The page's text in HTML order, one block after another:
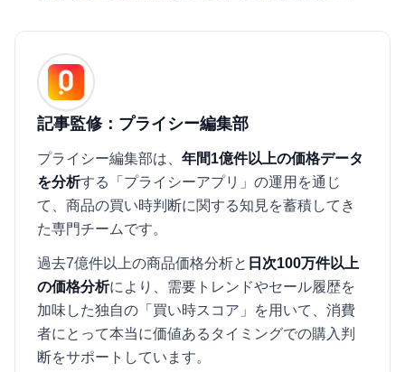
記事監修：プライシー編集部
プライシー編集部は、 年間1億件以上の価格データ
を分析する「プライシーアプリ」の運用を通じ
て、商品の買い時判断に関する知見を蓄積してき
た専門チームです。
過去7億件以上の商品価格分析と 日次100万件以上
の価格分析により、需要トレンドやセール履歴を
加味した独自の「買い時スコア」を用いて、消費
者にとって本当に価値あるタイミングでの購入判
断をサポートしています。